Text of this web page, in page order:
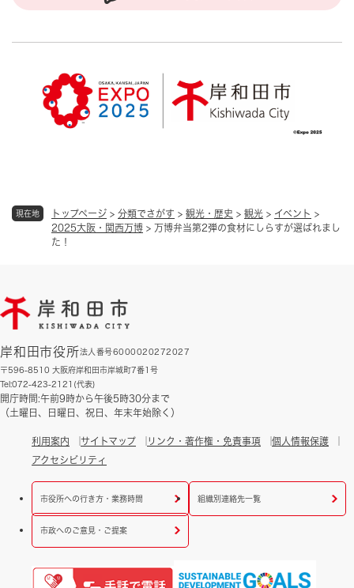
現在地 トップページ > 分類でさがす > 観光・歴史 > 観光 > イベント >
2025大阪・関西万博 > 万博弁当第2弾の食材にしらすが選ばれまし
た！
岸和田市役所法人番号6000020272027
〒596-8510 大阪府岸和田市岸城町7番1号
Tel:072-423-2121(代表)
開庁時間:午前9時から午後5時30分まで
（土曜日、日曜日、祝日、年末年始除く）
利用案内 サイトマップ リンク・著作権・免責事項
個人情報保護
アクセシビリティ
市役所への行き方・業務時間 組織別連絡先一覧
市政へのご意見・ご提案